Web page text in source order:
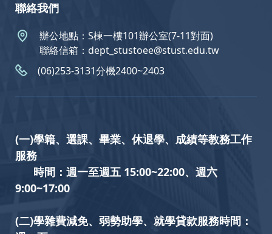
聯絡我們
辦公地點：S棟一樓101辦公室(7-11對面)
聯絡信箱：dept_stustoee@stust.edu.tw
(06)253-3131分機2400~2403
(一)學籍、選課、畢業、休退學、成績等教務工作
服務
時間：週一至週五 15:00~22:00、週六
9:00~17:00
(二)學雜費減免、弱勢助學、就學貸款服務時間：